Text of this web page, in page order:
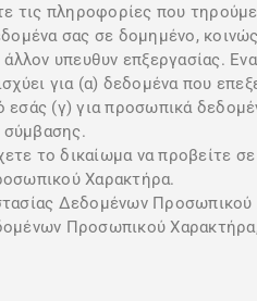
τις πληροφορίες που
σας σε δομημένο,
υπευθυν επξεργασίας.
για (α) δεδομένα που
(γ) για προσωπικά
σύμβασης.
το δικαίωμα να προβείτε
Χαρακτήρα.
Δεδομένων
Προσωπικού